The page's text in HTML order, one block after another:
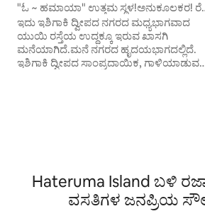
"ಓ ~ ಹಮಾಯಾ" ಉತ್ತಮ ಸ್ಥಳ!ಅನುಕೂಲಕರ!
ಟೈಲ್ ಹೌಸ್!ಡೌನ್‌ಟೌನ್ 1 ನಿಮಿಷ, ಪೋರ್ಟ್, ಬಸ್
ಟರ್ಮಿನಲ್ 5 ನಿಮಿಷಗಳು, P ಲಭ್ಯವಿದೆ, ಪ್ರಮಾಣಿತ
ಜನರು
ಇದು ಇಶಿಗಾಕಿ ದ್ವೀಪದ ನಗರದ ಮಧ್ಯಭಾಗವಾದ
ಯುಯಿ ರಸ್ತೆಯ ಉದ್ದಕ್ಕೂ ಇರುವ ಖಾಸಗಿ
ಮನೆಯಾಗಿದೆ.ಮನೆ ನಗರದ ಹೃದಯಭಾಗದಲ್ಲಿದೆ.
ಇಶಿಗಾಕಿ ದ್ವೀಪದ ಸಾಂಪ್ರದಾಯಿಕ, ಗಾಳಿಯಾಡುವ
ಹೊಂದಿದೆ) ಇದು 8 ಜನರಿಗೆ ಅವಕಾಶ ಕಲ್ಪಿಸುತ್ತದೆ,
ಇದು ಕುಟುಂಬಗಳು ಮತ್ತು ಗುಂಪುಗಳಿಗೆ
ಪ್ರೈವೇಟ್ ರೂಮ್‌ಆಗಿ ಕೇವಲ 2 ರೂಮ್‌ಗಳು
Hateruma Island ಬಳಿ
ವಸತಿಗಳ ಜನಪ್ರಿಯ